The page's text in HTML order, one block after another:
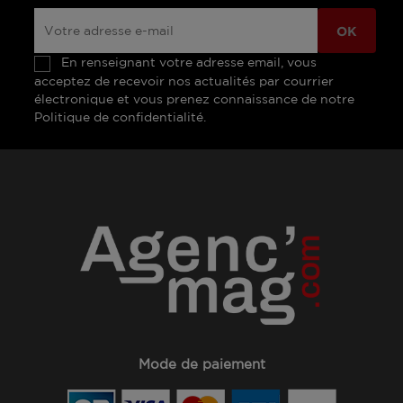
En renseignant votre adresse email, vous
acceptez de recevoir nos actualités par courrier
électronique et vous prenez connaissance de notre
Politique de confidentialité.
Mode de paiement